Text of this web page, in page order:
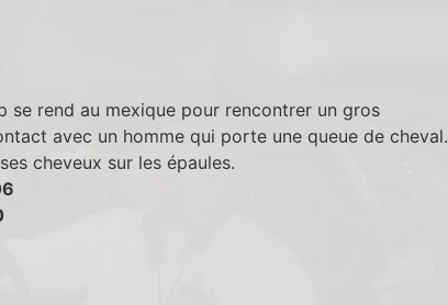
se rend au mexique pour rencontrer un gros
avec un homme qui porte une queue de cheval.
cheveux sur les épaules.